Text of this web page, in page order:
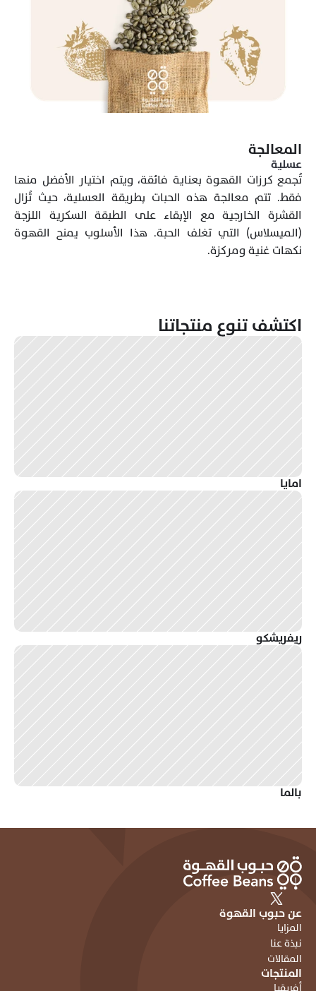
المعالجة
عسلية
نكهات غنية ومركزة.
اكتشف تنوع منتجاتنا
امايا
ريفريشكو
بالما
المنتجات
عن حبوب القهوة
المزايا
نبذة عنا
المقالات